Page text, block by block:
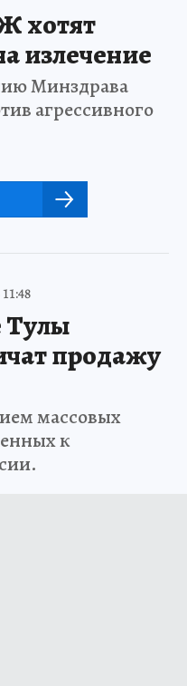
хотят
излечение
Минздрава
агрессивного
Тулы
продажу
массовых
к